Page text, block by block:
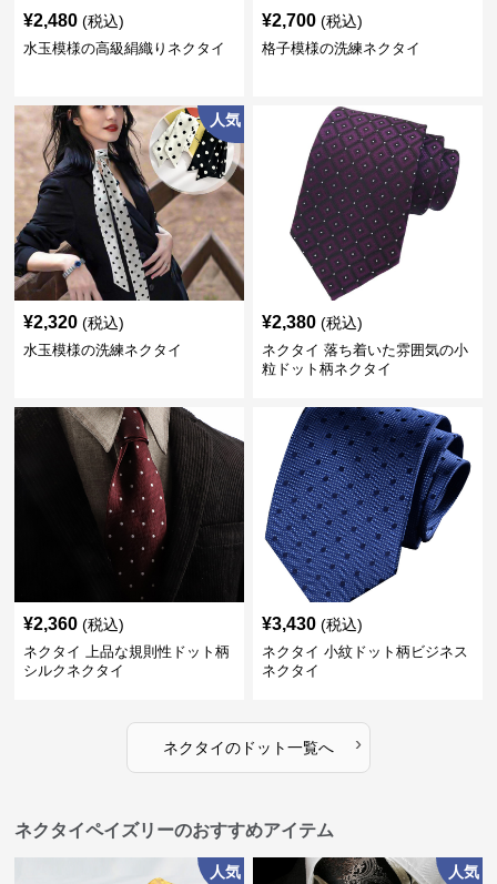
¥2,480 (税込)
水玉模様の高級絹織りネクタイ
¥2,700 (税込)
格子模様の洗練ネクタイ
人気
¥2,320 (税込)
水玉模様の洗練ネクタイ
¥2,380 (税込)
ネクタイ 落ち着いた雰囲気の小
粒ドット柄ネクタイ
¥2,360 (税込)
ネクタイ 上品な規則性ドット柄
シルクネクタイ
¥3,430 (税込)
ネクタイ 小紋ドット柄ビジネス
ネクタイ
ネクタイのドット一覧へ ›
ネクタイペイズリーのおすすめアイテム
人気 人気